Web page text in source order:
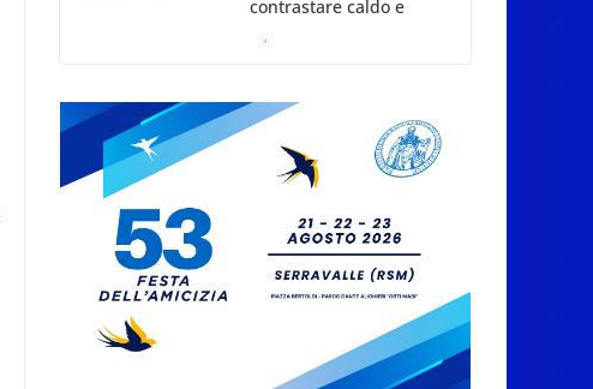
contrastare caldo e
San Marino. USL:
l’inferno di Marcinelle
diventi monito e
6 Agosto 2026
San Marino. Sindacati:
PdL famiglia, alla
prima sessione
consiliare utile deve